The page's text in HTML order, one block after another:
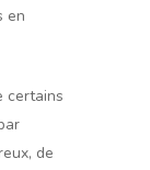
en
certains
de